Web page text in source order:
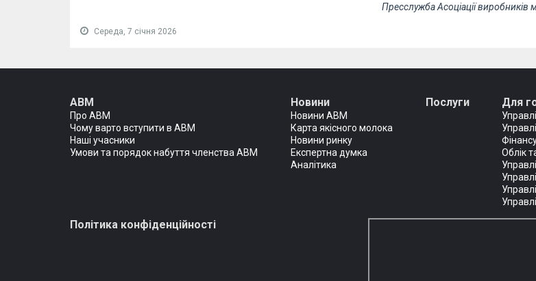
Пресслужба Асоціації виробників
Середа, 7 січня 2026
АВМ
Про АВМ
Чому варто вступити в АВМ
Наші учасники
Умови та порядок набуття членства АВМ
Новини
Новини АВМ
Карта якісного молока
Новини ринку
Експертна думка
Аналітика
Послуги Для
Облік
Політика конфіденційності